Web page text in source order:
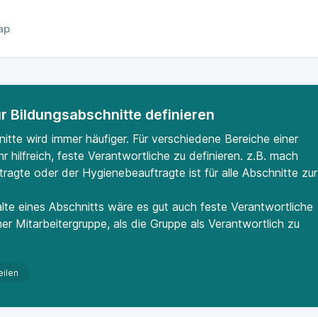
Bildungsabschnitte definieren
wird immer häufiger. Für verschiedene Bereiche einer
hilfreich, feste Verantwortliche zu definieren. z.B. mach
oder der Hygienebeauftragte ist für alle Abschnitte zur
eines Abschnitts wäre es gut auch feste Verantwortliche
Mitarbeitergruppe, als die Gruppe als Verantwortlich zu